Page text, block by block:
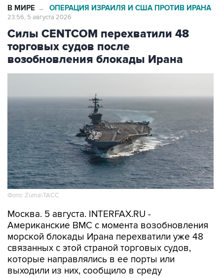
В МИРЕ → ОПЕРАЦИЯ ИЗРАИЛЯ И США ПРОТИВ ИРАНА
23:56, 5 августа 2026
Силы CENTCOM перехватили 48
торговых судов после
возобновления блокады Ирана
Фото: Zuma\ТАСС
Москва. 5 августа. INTERFAX.RU -
Американские ВМС с момента возобновления
морской блокады Ирана перехватили уже 48
связанных с этой страной торговых судов,
которые направлялись в ее порты или
выходили из них, сообщило в среду